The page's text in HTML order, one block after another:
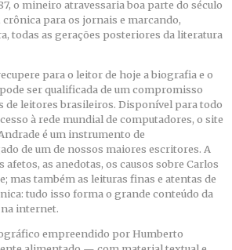
o mineiro atravessaria boa parte do século
para os jornais e marcando,
todas as gerações posteriores da literatura
para o leitor de hoje a biografia e o
ser qualificada de um compromisso
de leitores brasileiros. Disponível para todo
à rede mundial de computadores, o site
é um instrumento de
de um de nossos maiores escritores. A
as anedotas, os causos sobre Carlos
mas também as leituras finas e atentas de
tudo isso forma o grande conteúdo da
internet.
empreendido por Humberto